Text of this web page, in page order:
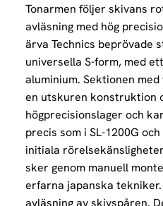
Tonarmen följer skivans
avläsning med hög
ärva Technics beprövade
universella S-form, med
aluminium. Sektionen
en utskuren konstruktion
högprecisionslager och
precis som i SL-1200G
initiala
sker genom manuell
erfarna japanska
avläsning av skivspåren.